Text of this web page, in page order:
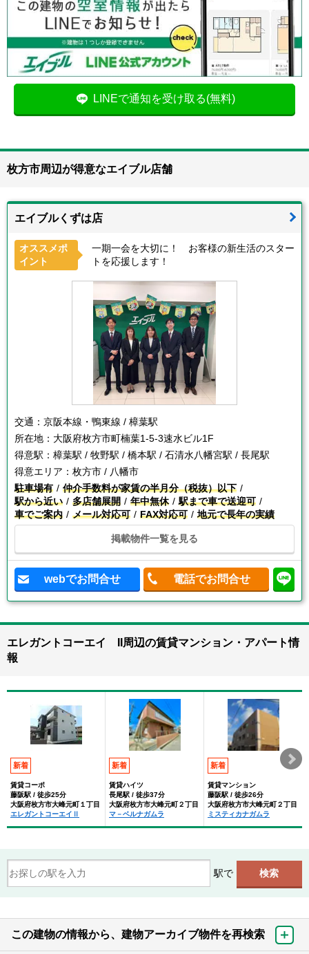
LINEで通知を受け取る(無料)
枚方市周辺が得意なエイブル店舗
エイブルくずは店
オススメポ
イント
一期一会を大切に！ お客様の新生活のスター
トを応援します！
交通： 京阪本線・鴨東線 / 樟葉駅
所在地： 大阪府枚方市町楠葉1-5-3速水ビル1F
得意駅： 樟葉駅 / 牧野駅 / 橋本駅 / 石清水八幡宮駅 / 長尾駅
得意エリア： 枚方市 / 八幡市
駐車場有
仲介手数料が家賃の半月分（税抜）以下
駅から近い
多店舗展開 年中無休
駅まで車で送迎可
車でご案内
メール対応可 FAX対応可 地元で長年の実績
掲載物件一覧を見る
webでお問合せ 電話でお問合せ
エレガントコーエイ II周辺の賃貸マンション・アパート情
報
新着
賃貸コーポ
藤阪駅 / 徒歩25分
大阪府枚方市大峰元町１丁目
エレガントコーエイⅡ
新着
賃貸ハイツ
長尾駅 / 徒歩37分
大阪府枚方市大峰元町２丁目
マ－ベルナガムラ
新着
賃貸マンション
藤阪駅 / 徒歩26分
大阪府枚方市大峰元町２丁目
ミスティカナガムラ
駅で
この建物の情報から、建物アーカイブ物件を再検索